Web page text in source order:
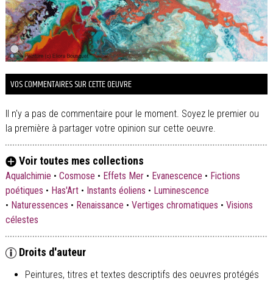
VOS COMMENTAIRES SUR CETTE OEUVRE
Il n'y a pas de commentaire pour le moment. Soyez le premier ou
la première à partager votre opinion sur cette oeuvre.
Voir toutes mes collections
Aqualchimie • Cosmose • Effets Mer• Evanescence • Fictions
poétiques • Has'Art• Instants éoliens • Luminescence
• Naturessences • Renaissance • Vertiges chromatiques • Visions
célestes
Droits d'auteur
Peintures, titres et textes descriptifs des oeuvres protégés